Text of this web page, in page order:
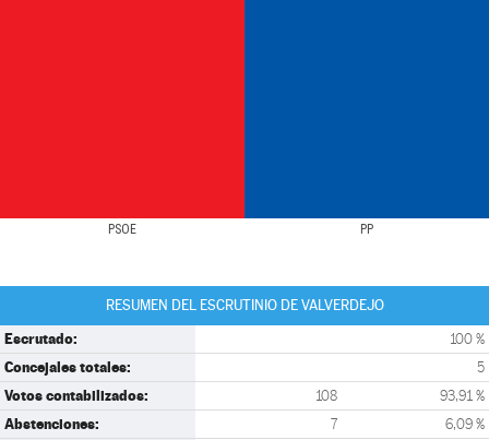
PSOE PP
RESUMEN DEL ESCRUTINIO DE VALVERDEJO
Escrutado: 100 %
Concejales totales: 5
Votos contabilizados: 108 93,91 %
Abstenciones: 7 6,09 %